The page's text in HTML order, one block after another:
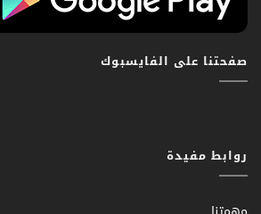
صفحتنا على الفايسبوك
روابط مفيدة